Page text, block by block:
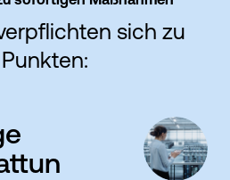
sich zu